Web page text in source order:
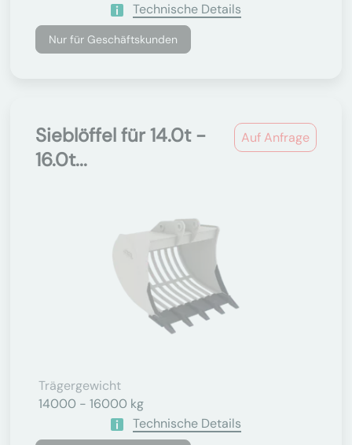
Technische Details
Nur für Geschäftskunden
Auf Anfrage
Sieblöffel für 14.0t -
16.0t...
Trägergewicht
14000 - 16000 kg
Technische Details